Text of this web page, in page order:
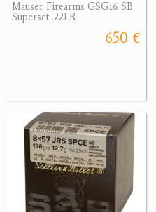
Mauser Firearms GSG16 SB
Superset .22LR
650 €